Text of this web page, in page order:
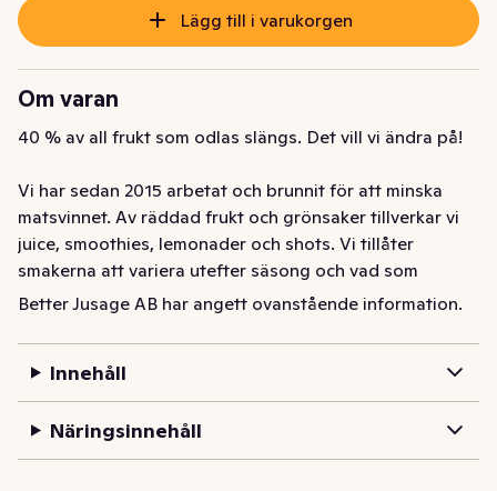
Lägg till i varukorgen
Om varan
40 % av all frukt som odlas slängs. Det vill vi ändra på!
Vi har sedan 2015 arbetat och brunnit för att minska
matsvinnet. Av räddad frukt och grönsaker tillverkar vi
juice, smoothies, lemonader och shots. Vi tillåter
smakerna att variera utefter säsong och vad som
kommer in.
Det som inte är fint nog för att bli dryck, det
komposteras och blir till blomjord och gödsel. Så att
nya frukter och grönsaker kan växa.
Better Jusage AB har angett ovanstående information.
Innehåll
Näringsinnehåll